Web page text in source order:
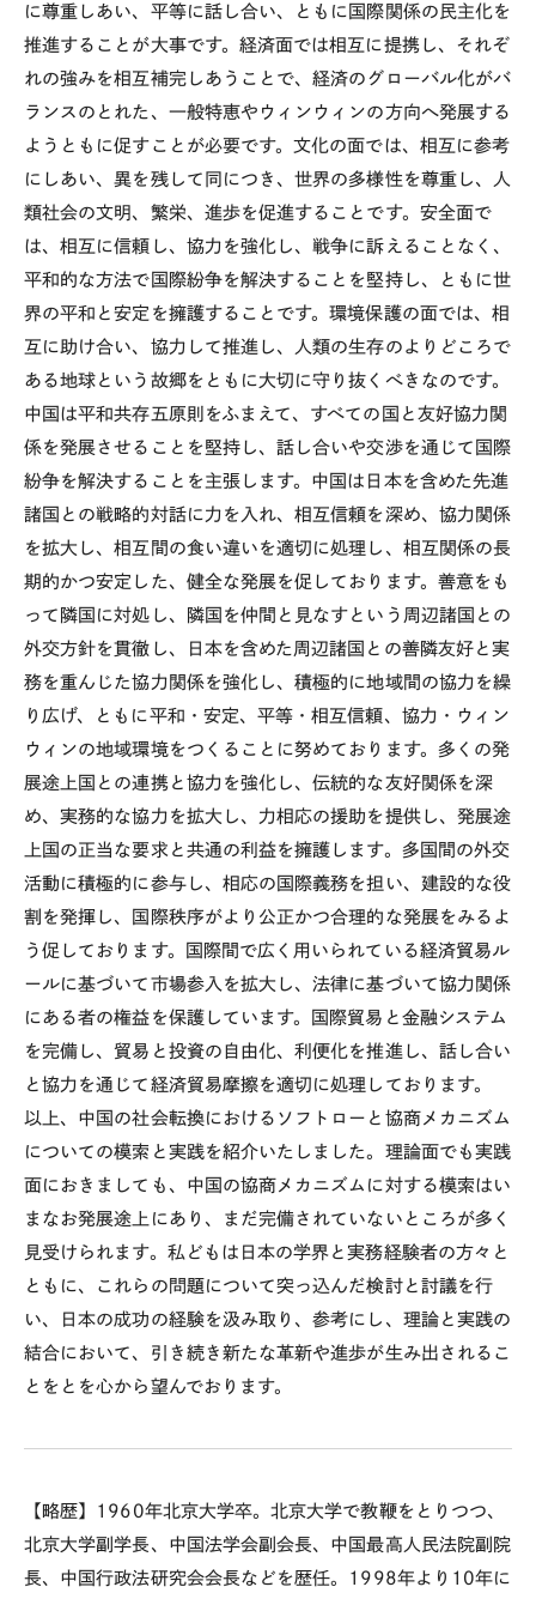
に尊重しあい、平等に話し合い、ともに国際関係の民主化を
推進することが大事です。経済面では相互に提携し、それぞ
れの強みを相互補完しあうことで、経済のグローバル化がバ
ランスのとれた、一般特恵やウィンウィンの方向へ発展する
ようともに促すことが必要です。文化の面では、相互に参考
にしあい、異を残して同につき、世界の多様性を尊重し、人
類社会の文明、繁栄、進歩を促進することです。安全面で
は、相互に信頼し、協力を強化し、戦争に訴えることなく、
平和的な方法で国際紛争を解決することを堅持し、ともに世
界の平和と安定を擁護することです。環境保護の面では、相
互に助け合い、協力して推進し、人類の生存のよりどころで
ある地球という故郷をともに大切に守り抜くべきなのです。
中国は平和共存五原則をふまえて、すべての国と友好協力関
係を発展させることを堅持し、話し合いや交渉を通じて国際
紛争を解決することを主張します。中国は日本を含めた先進
諸国との戦略的対話に力を入れ、相互信頼を深め、協力関係
を拡大し、相互間の食い違いを適切に処理し、相互関係の長
期的かつ安定した、健全な発展を促しております。善意をも
って隣国に対処し、隣国を仲間と見なすという周辺諸国との
外交方針を貫徹し、日本を含めた周辺諸国との善隣友好と実
務を重んじた協力関係を強化し、積極的に地域間の協力を繰
り広げ、ともに平和・安定、平等・相互信頼、協力・ウィン
ウィンの地域環境をつくることに努めております。多くの発
展途上国との連携と協力を強化し、伝統的な友好関係を深
め、実務的な協力を拡大し、力相応の援助を提供し、発展途
上国の正当な要求と共通の利益を擁護します。多国間の外交
活動に積極的に参与し、相応の国際義務を担い、建設的な役
割を発揮し、国際秩序がより公正かつ合理的な発展をみるよ
う促しております。国際間で広く用いられている経済貿易ル
ールに基づいて市場参入を拡大し、法律に基づいて協力関係
にある者の権益を保護しています。国際貿易と金融システム
を完備し、貿易と投資の自由化、利便化を推進し、話し合い
と協力を通じて経済貿易摩擦を適切に処理しております。
以上、中国の社会転換におけるソフトローと協商メカニズム
についての模索と実践を紹介いたしました。理論面でも実践
面におきましても、中国の協商メカニズムに対する模索はい
まなお発展途上にあり、まだ完備されていないところが多く
見受けられます。私どもは日本の学界と実務経験者の方々と
ともに、これらの問題について突っ込んだ検討と討議を行
い、日本の成功の経験を汲み取り、参考にし、理論と実践の
結合において、引き続き新たな革新や進歩が生み出されるこ
とをとを心から望んでおります。
【略歴】1960年北京大学卒。北京大学で教鞭をとりつつ、
北京大学副学長、中国法学会副会長、中国最高人民法院副院
長、中国行政法研究会会長などを歴任。1998年より10年に